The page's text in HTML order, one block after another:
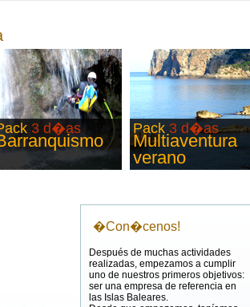
3 d�as Pack 3 d�as
Multiaventura
verano
�Con�cenos!
Después de muchas actividades
realizadas, empezamos a cumplir
uno de nuestros primeros objetivos:
ser una empresa de referencia en
las Islas Baleares.